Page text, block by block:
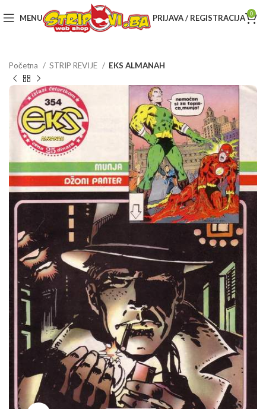
MENU PRIJAVA / REGISTRACIJA 0
Početna STRIP REVIJE EKS ALMANAH